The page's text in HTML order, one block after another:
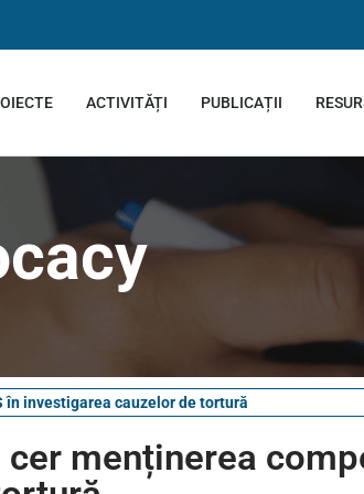
ACTIVITĂȚI PUBLICAȚII
investigarea cauzelor de tortură
menținerea